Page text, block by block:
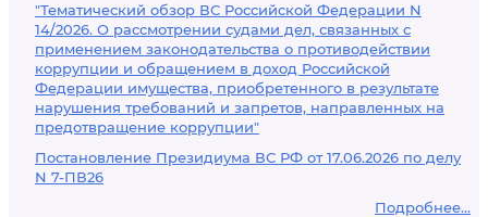
"Тематический обзор ВС Российской Федерации N
14/2026. О рассмотрении судами дел, связанных с
применением законодательства о противодействии
коррупции и обращением в доход Российской
Федерации имущества, приобретенного в результате
нарушения требований и запретов, направленных на
предотвращение коррупции"
Постановление Президиума ВС РФ от 17.06.2026 по делу
N 7-ПВ26
Подробнее...